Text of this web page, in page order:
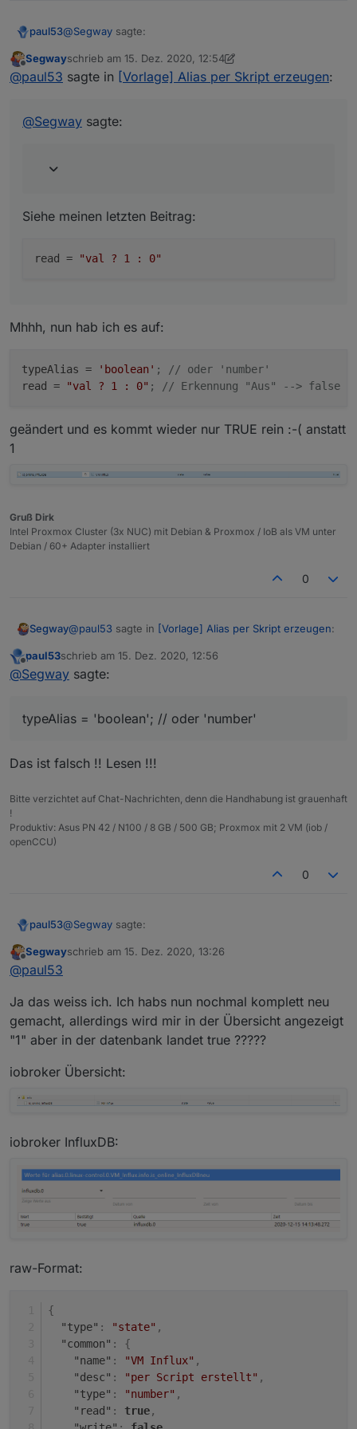
paul53@Segway sagte:
bei true eine 0 im Punkt
Siehe meinen letzten Beitrag:
Offline
Segwayschrieb am 15. Dez. 2020, 12:54
zuletzt editiert von Segway
@paul53 sagte in [Vorlage] Alias per Skript erzeugen:
@Segway sagte:
Siehe meinen letzten Beitrag:
read = "val ? 1 : 0"
Mhhh, nun hab ich es auf:
typeAlias = 'boolean' ; // oder 'number'
read
= "val ? 1 : 0" ; // Erkennung "Aus" --> false
geändert und es kommt wieder nur TRUE rein :-( anstatt
1
Gruß Dirk
Intel Proxmox Cluster (3x NUC) mit Debian & Proxmox / IoB als VM unter
Debian / 60+ Adapter installiert
0
Segway@paul53 sagte in [Vorlage] Alias per Skript erzeugen:
@Segway
bei true eine 0 im Punkt
geändert und es kommt wieder nur TRUE rein :-(
Offline
paul53schrieb am 15. Dez. 2020, 12:56
zuletzt editiert von
@Segway sagte:
typeAlias = 'boolean'; // oder 'number'
Das ist falsch !! Lesen !!!
Bitte verzichtet auf Chat-Nachrichten, denn die Handhabung ist grauenhaft
!
Produktiv: Asus PN 42 / N100 / 8 GB / 500 GB; Proxmox mit 2 VM (iob /
openCCU)
0
paul53@Segway sagte:
Das ist falsch !! Lesen !!!
Offline
Segwayschrieb am 15. Dez. 2020, 13:26
zuletzt editiert von
@paul53
Ja das weiss ich. Ich habs nun nochmal komplett neu
gemacht, allerdings wird mir in der Übersicht angezeigt
"1" aber in der datenbank landet true ?????
iobroker Übersicht:
iobroker InfluxDB:
raw-Format:
{
"type" : "state" ,
"common" :
{
"name" : "VM Influx" ,
"desc" : "per Script erstellt" ,
"type" : "number" ,
"read" : true,